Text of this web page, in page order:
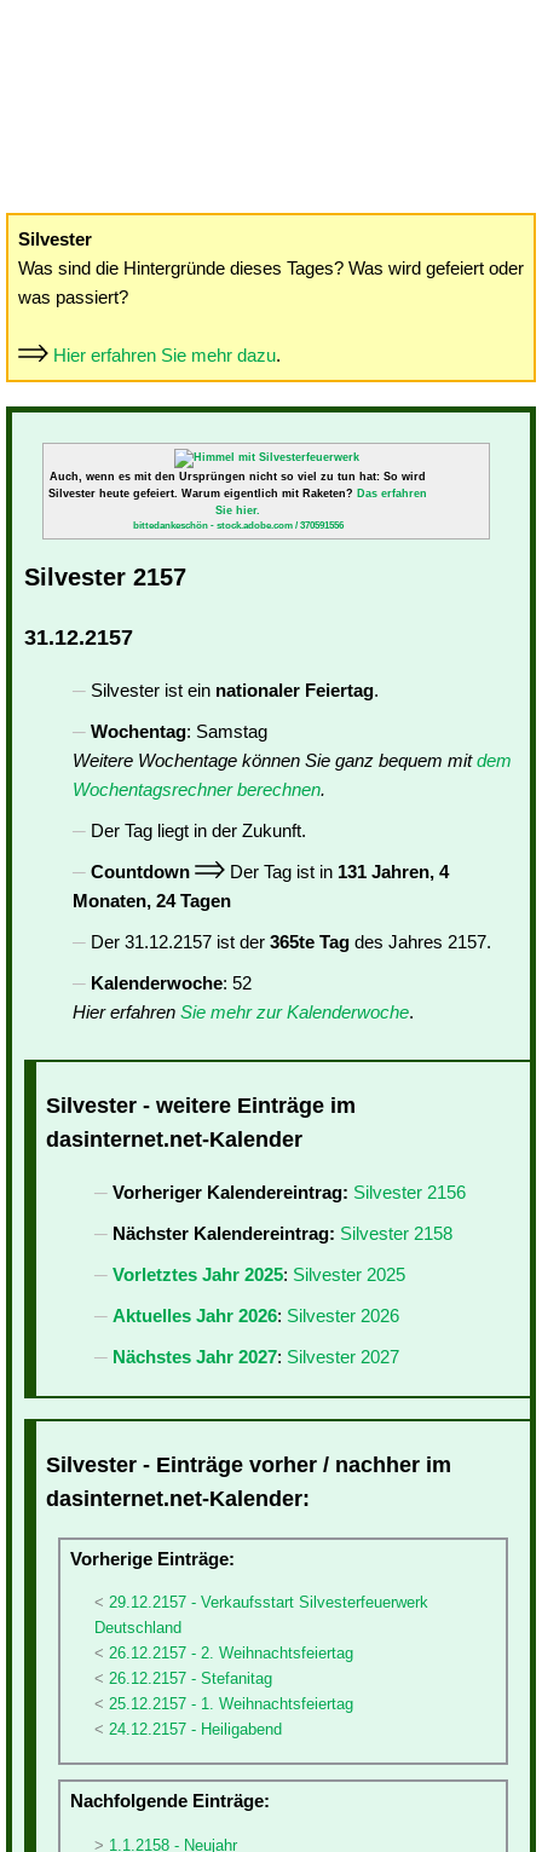
Silvester
Was sind die Hintergründe dieses Tages? Was wird gefeiert oder
was passiert?
Hier erfahren Sie mehr dazu.
Auch, wenn es mit den Ursprüngen nicht so viel zu tun hat: So wird
Silvester heute gefeiert. Warum eigentlich mit Raketen? Das erfahren
Sie hier.
bittedankeschön - stock.adobe.com / 370591556
Silvester 2157
31.12.2157
Silvester ist ein nationaler Feiertag.
Wochentag: Samstag
Weitere Wochentage können Sie ganz bequem mitdem
Wochentagsrechner berechnen.
Der Tag liegt in der Zukunft.
Countdown
Der Tag ist in 131 Jahren, 4
Monaten, 24 Tagen
Der 31.12.2157 ist der 365te Tag des Jahres 2157.
Kalenderwoche: 52
Hier erfahren Sie mehr zur Kalenderwoche.
Silvester - weitere Einträge im
dasinternet.net-Kalender
Vorheriger Kalendereintrag: Silvester 2156
Nächster Kalendereintrag: Silvester 2158
Vorletztes Jahr 2025: Silvester 2025
Aktuelles Jahr 2026: Silvester 2026
Nächstes Jahr 2027: Silvester 2027
Silvester - Einträge vorher / nachher im
dasinternet.net-Kalender:
Vorherige Einträge:
29.12.2157 - Verkaufsstart Silvesterfeuerwerk
Deutschland
26.12.2157 - 2. Weihnachtsfeiertag
26.12.2157 - Stefanitag
25.12.2157 - 1. Weihnachtsfeiertag
24.12.2157 - Heiligabend
Nachfolgende Einträge:
1.1.2158 - Neujahr